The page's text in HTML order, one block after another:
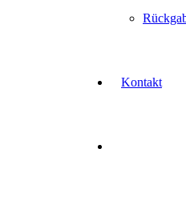
Kontakt